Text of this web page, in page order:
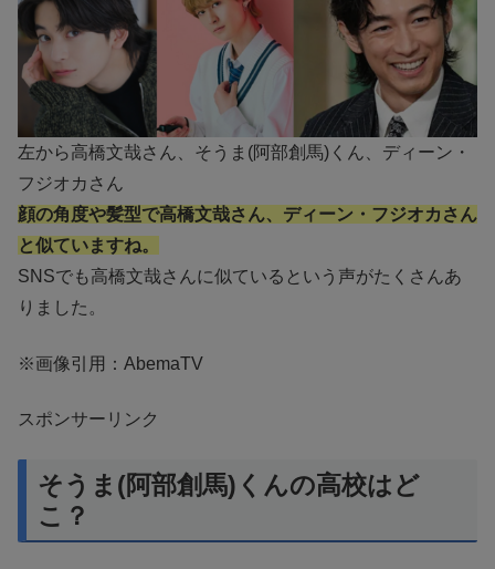
左から高橋文哉さん、そうま(阿部創馬)くん、ディーン・
フジオカさん
顔の角度や髪型で高橋文哉さん、ディーン・フジオカさん
と似ていますね。
SNSでも高橋文哉さんに似ているという声がたくさんあ
りました。
※画像引用：AbemaTV
スポンサーリンク
そうま(阿部創馬)くんの高校はど
こ？